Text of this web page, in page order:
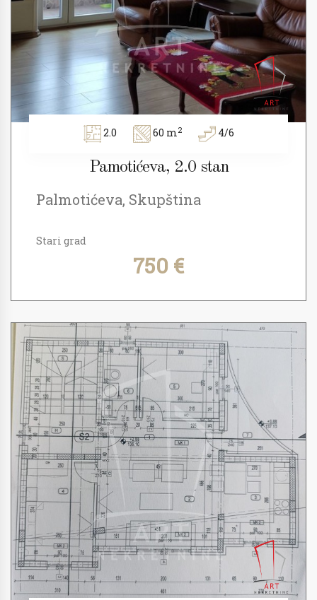
2.0 60 m2 4/6
Pamotićeva, 2.0 stan
Palmotićeva, Skupština
Stari grad
750 €